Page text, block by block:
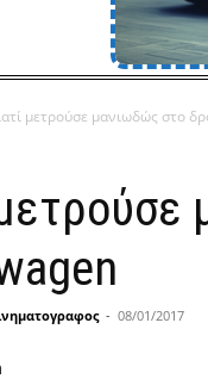
μετρούσε μανιωδώς στο
- 08/01/2017